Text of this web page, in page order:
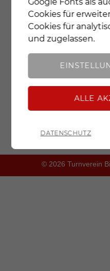
© 2026 Turnverein
Cookies und Google
korrekte Darstellung
notwendig sind.
Analyse Mit dieser
Google Fonts als
Cookies für
Cookies für
und zugelassen.
DATENSCHUTZ